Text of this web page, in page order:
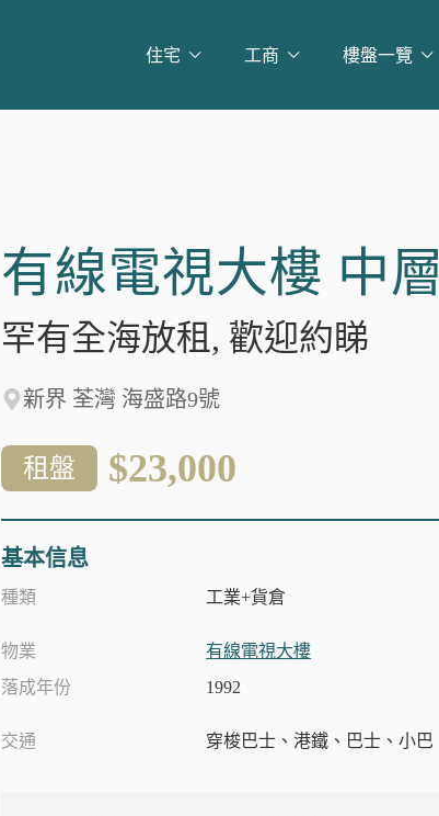
住宅 工商 樓盤一覽
有線電視大樓 中層
罕有全海放租, 歡迎約睇
新界 荃灣 海盛路9號
租盤 $23,000
基本信息
種類 工業+貨倉
物業
有線電視大樓
落成年份
1992
交通 穿梭巴士、港鐵、巴士、小巴